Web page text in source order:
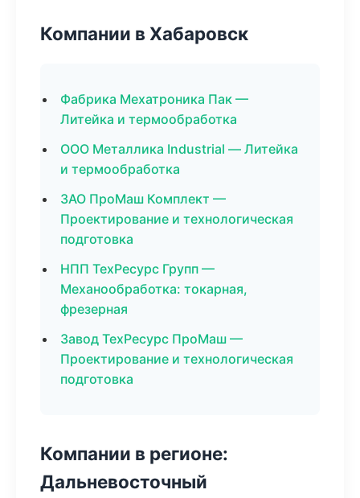
Компании в Хабаровск
Фабрика Мехатроника Пак —
Литейка и термообработка
ООО Металлика Industrial — Литейка
и термообработка
ЗАО ПроМаш Комплект —
Проектирование и технологическая
подготовка
НПП ТехРесурс Групп —
Механообработка: токарная,
фрезерная
Завод ТехРесурс ПроМаш —
Проектирование и технологическая
подготовка
Компании в регионе:
Дальневосточный